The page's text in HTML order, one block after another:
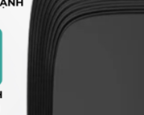
phẩm trong giỏ hàng.